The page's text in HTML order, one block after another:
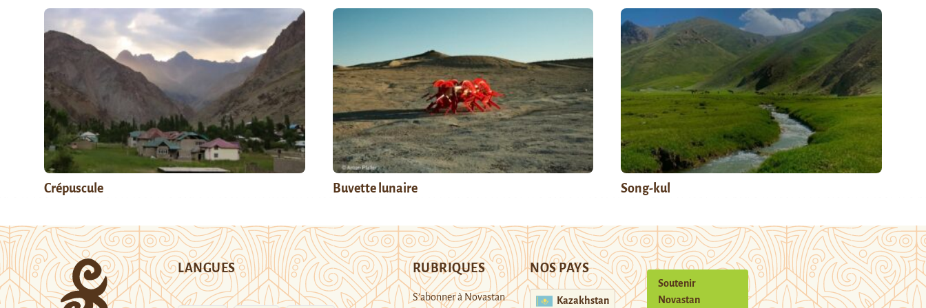
Crépuscule Buvette lunaire Song-kul
LANGUES RUBRIQUES
S’abonner à Novastan
NOS PAYS
Kazakhstan
Soutenir
Novastan